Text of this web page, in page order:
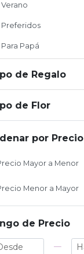
Verano
Preferidos
Para Papá
de Regalo
de Flor
por Precio
Mayor a Menor
Menor a Mayor
de Precio
—